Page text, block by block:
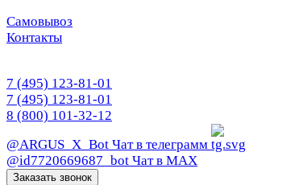
Самовывоз
Контакты
7 (495) 123-81-01
7 (495) 123-81-01
8 (800) 101-32-12
@ARGUS_X_Bot Чат в телеграмм
@id7720669687_bot Чат в МАХ
Заказать звонок